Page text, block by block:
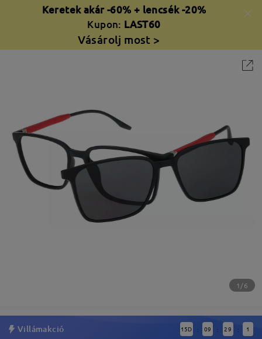
Keretek akár -60% + lencsék -20%
Kupon: LAST60
Vásárolj most >
1/6
Villámakció 15D : 09 : 29 : 0